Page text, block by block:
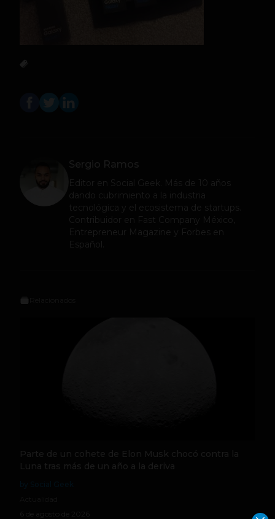
Sergio Ramos
Editor en Social Geek
. Más de 10 años
dando cubrimiento a la industria
tecnológica y el ecosistema de startups.
Contribuidor en Fast Company México,
Entrepreneur Magazine y Forbes en
Español.
Parte de un cohete de Elon Musk chocó contra la
Luna tras más de un año a la deriva
6 de agosto de 2026